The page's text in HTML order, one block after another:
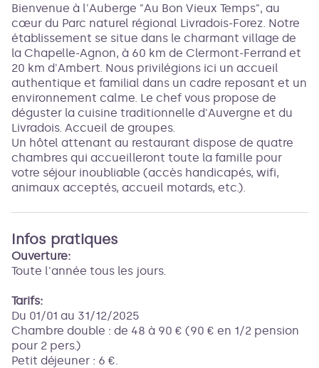
Bienvenue à l'Auberge "Au Bon Vieux Temps", au
cœur du Parc naturel régional Livradois-Forez. Notre
établissement se situe dans le charmant village de
la Chapelle-Agnon, à 60 km de Clermont-Ferrand et
20 km d'Ambert. Nous privilégions ici un accueil
authentique et familial dans un cadre reposant et un
environnement calme. Le chef vous propose de
déguster la cuisine traditionnelle d'Auvergne et du
Livradois. Accueil de groupes.
Un hôtel attenant au restaurant dispose de quatre
chambres qui accueilleront toute la famille pour
votre séjour inoubliable (accès handicapés, wifi,
animaux acceptés, accueil motards, etc.).
Infos pratiques
Ouverture:
Toute l'année tous les jours.
Tarifs:
Du 01/01 au 31/12/2025
Chambre double : de 48 à 90 € (90 € en 1/2 pension
pour 2 pers.)
Petit déjeuner : 6 €.